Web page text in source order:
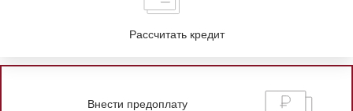
Рассчитать кредит
Внести предоплату